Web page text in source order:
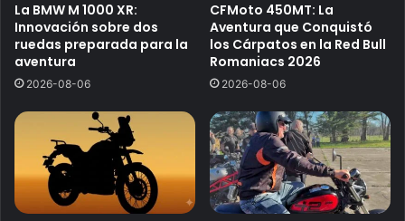
La BMW M 1000 XR:
Innovación sobre dos
ruedas preparada para la
aventura
2026-08-06
CFMoto 450MT: La
Aventura que Conquistó
los Cárpatos en la Red Bull
Romaniacs 2026
2026-08-06